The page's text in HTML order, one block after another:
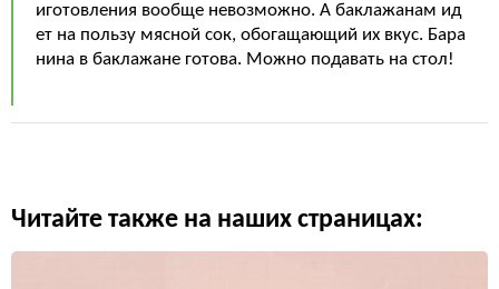
иготовления вообще невозможно. А баклажанам ид
ет на пользу мясной сок, обогащающий их вкус. Бара
нина в баклажане готова. Можно подавать на стол!
Читайте также на наших страницах: